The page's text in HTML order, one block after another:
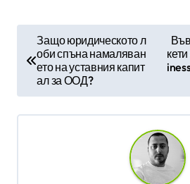
Защо юридическото л
оби спъна намаляван
ето на уставния капит
ал за ООД?